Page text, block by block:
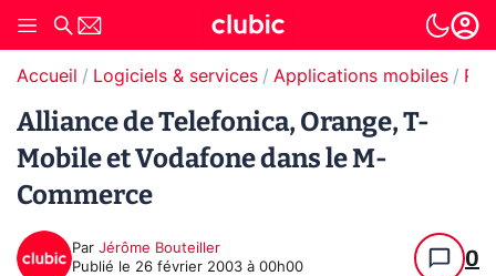
Accueil Logiciels & services Applications mobiles
Alliance de Telefonica, Orange, T-
Mobile et Vodafone dans le M-
Commerce
Par Jérôme Bouteiller
Publié le 26 février 2003 à 00h00 0